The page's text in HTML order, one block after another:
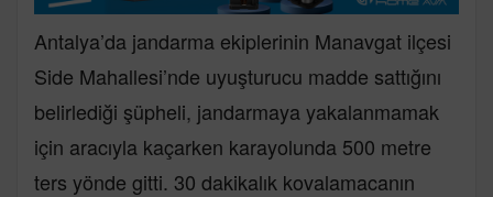
Antalya’da jandarma ekiplerinin Manavgat ilçesi
Side Mahallesi’nde uyuşturucu madde sattığını
belirlediği şüpheli, jandarmaya yakalanmamak
için aracıyla kaçarken karayolunda 500 metre
ters yönde gitti. 30 dakikalık kovalamacanın